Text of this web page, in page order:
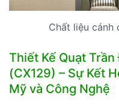
Chất liệu cánh
Thiết Kế Quạt
(CX129) – Sự Kết
Mỹ và Công Nghệ